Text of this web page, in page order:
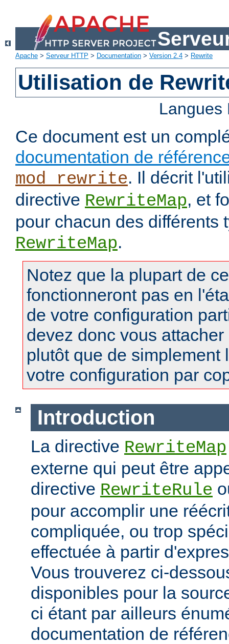
Apache > Serveur HTTP > Documentation > Version 2.4 > Rewrite
Utilisation de
Ce document est un
documentation de
mod_rewrite. Il décrit
directive RewriteMap, et
pour chacun des différents
RewriteMap.
Notez que la plupart de
fonctionneront pas en
de votre configuration
devez donc vous
plutôt que de simplement
votre configuration par
Introduction
La directive RewriteMap
externe qui peut être
directive RewriteRule
pour accomplir une
compliquée, ou trop
effectuée à partir
Vous trouverez ci-
disponibles pour la
ci étant par ailleurs
documentation de